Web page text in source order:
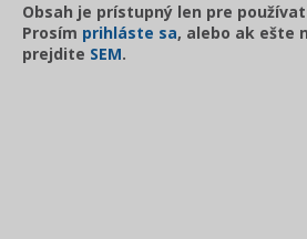
Obsah je prístupný len pre
Prosím prihláste sa, alebo ak ešte
prejdite SEM.